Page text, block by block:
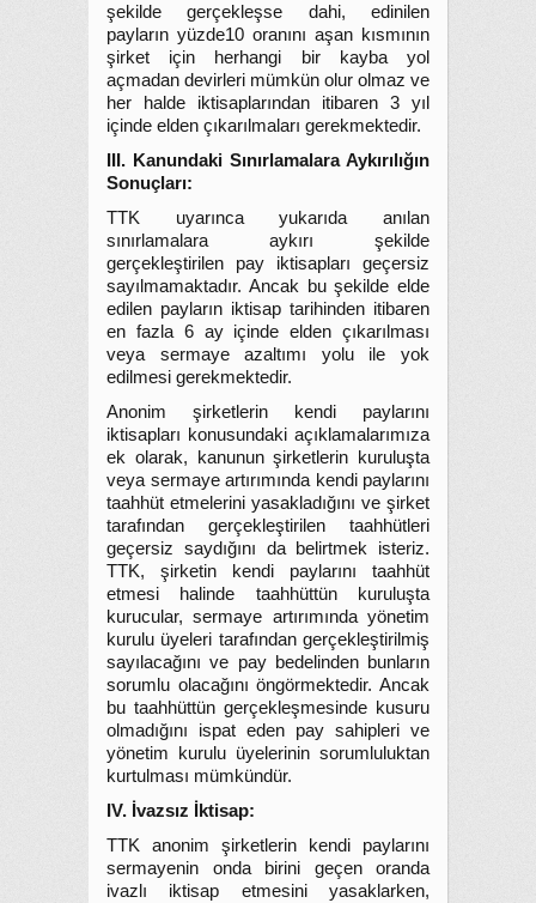
şekilde gerçekleşse dahi, edinilen
payların yüzde10 oranını aşan kısmının
şirket için herhangi bir kayba yol
açmadan devirleri mümkün olur olmaz ve
her halde iktisaplarından itibaren 3 yıl
içinde elden çıkarılmaları gerekmektedir.
III. Kanundaki Sınırlamalara Aykırılığın
Sonuçları:
TTK uyarınca yukarıda anılan
sınırlamalara aykırı şekilde
gerçekleştirilen pay iktisapları geçersiz
sayılmamaktadır. Ancak bu şekilde elde
edilen payların iktisap tarihinden itibaren
en fazla 6 ay içinde elden çıkarılması
veya sermaye azaltımı yolu ile yok
edilmesi gerekmektedir.
Anonim şirketlerin kendi paylarını
iktisapları konusundaki açıklamalarımıza
ek olarak, kanunun şirketlerin kuruluşta
veya sermaye artırımında kendi paylarını
taahhüt etmelerini yasakladığını ve şirket
tarafından gerçekleştirilen taahhütleri
geçersiz saydığını da belirtmek isteriz.
TTK, şirketin kendi paylarını taahhüt
etmesi halinde taahhüttün kuruluşta
kurucular, sermaye artırımında yönetim
kurulu üyeleri tarafından gerçekleştirilmiş
sayılacağını ve pay bedelinden bunların
sorumlu olacağını öngörmektedir. Ancak
bu taahhüttün gerçekleşmesinde kusuru
olmadığını ispat eden pay sahipleri ve
yönetim kurulu üyelerinin sorumluluktan
kurtulması mümkündür.
IV. İvazsız İktisap:
TTK anonim şirketlerin kendi paylarını
sermayenin onda birini geçen oranda
ivazlı iktisap etmesini yasaklarken,